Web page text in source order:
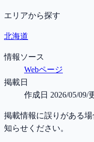
エリアから探す
北海道
情報ソース
Webページ
掲載日
作成日 2026/05/09/
掲載情報に誤りがある場
知らせください。